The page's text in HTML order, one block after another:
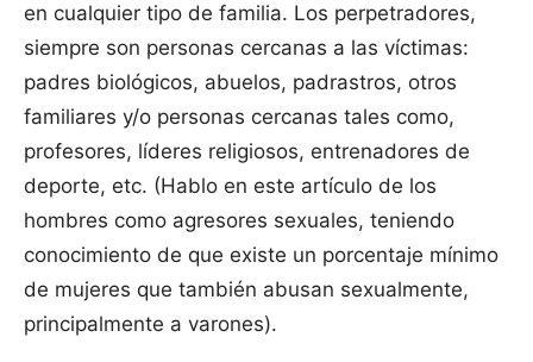
en cualquier tipo de familia. Los perpetradores,
siempre son personas cercanas a las víctimas:
padres biológicos, abuelos, padrastros, otros
familiares y/o personas cercanas tales como,
profesores, líderes religiosos, entrenadores de
deporte, etc. (Hablo en este artículo de los
hombres como agresores sexuales, teniendo
conocimiento de que existe un porcentaje mínimo
de mujeres que también abusan sexualmente,
principalmente a varones).